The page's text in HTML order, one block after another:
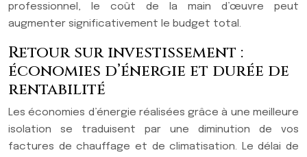
professionnel, le coût de la main d’œuvre peut
augmenter significativement le budget total.
Retour sur investissement :
économies d’énergie et durée de
rentabilité
Les économies d’énergie réalisées grâce à une meilleure
isolation se traduisent par une diminution de vos
factures de chauffage et de climatisation. Le délai de